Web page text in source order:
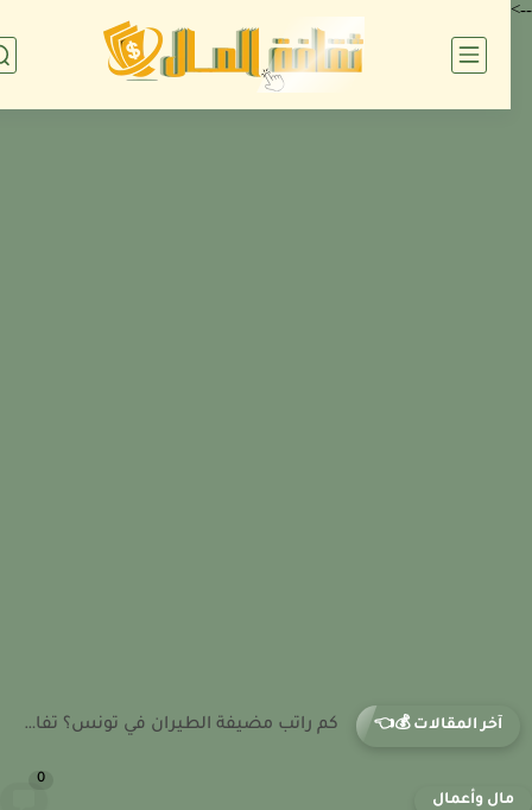
آخر المقالات 💰👈 كم راتب مساعد طيار في تونس؟ تفاصيل الدخل في بداية...
وأعمال